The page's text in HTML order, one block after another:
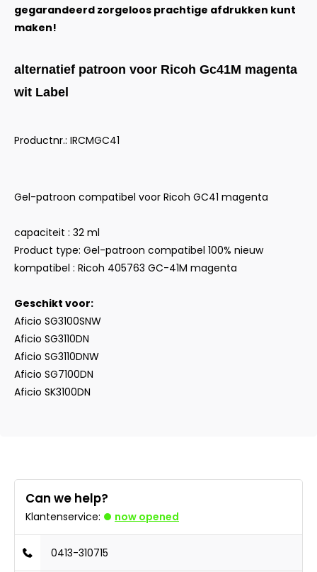
gegarandeerd zorgeloos prachtige afdrukken kunt
maken!
alternatief patroon voor Ricoh Gc41M magenta
wit Label
Productnr.: IRCMGC41
Gel-patroon compatibel voor Ricoh GC41 magenta
capaciteit : 32 ml
Product type: Gel-patroon compatibel 100% nieuw
kompatibel : Ricoh 405763 GC-41M magenta
Geschikt voor:
Aficio SG3100SNW
Aficio SG3110DN
Aficio SG3110DNW
Aficio SG7100DN
Aficio SK3100DN
Can we help?
Klantenservice: now opened
0413-310715